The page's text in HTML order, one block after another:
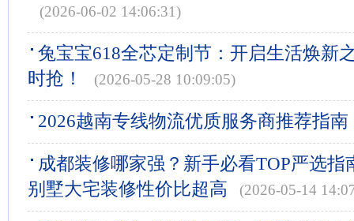
(2026-06-02 14:06:31)
兔宝宝618全芯定制节：开启生活焕新
时抢！
(2026-05-28 10:09:05)
2026越南专线物流优质服务商推荐指南
成都装修哪家强？新手必看TOP严选指
别墅大宅装修性价比超高
(2026-05-14